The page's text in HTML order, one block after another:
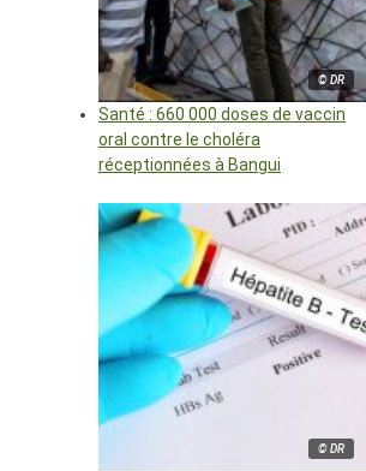
© DR
Santé : 660 000 doses de vaccin
oral contre le choléra
réceptionnées à Bangui
© DR